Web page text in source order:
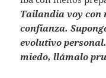
Tailandia voy con
confianza.
evolutivo
miedo, llámalo